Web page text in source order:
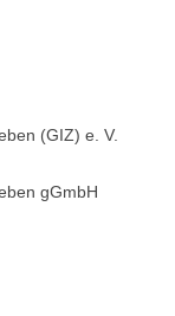
(GIZ) e. V.
gGmbH